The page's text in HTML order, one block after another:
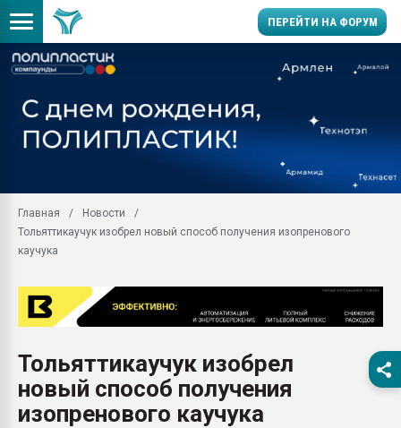
ПЕРЕЙТИ НА ФОРУМ
Вакуум-формовочные
28.07.2026
Всё, что касается
бутылок
вакуумного
Продам отходы
поликарбоната и АБС-
Главная
Новости
Тольяттикаучук изобрел новый способ получения изопренового
каучука
Тольяттикаучук изобрел
новый способ получения
изопренового каучука